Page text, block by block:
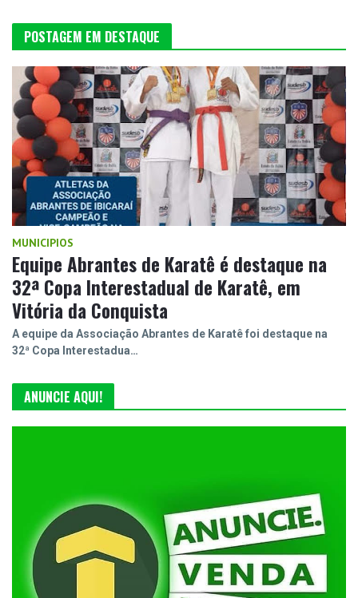
POSTAGEM EM DESTAQUE
MUNICIPIOS
Equipe Abrantes de Karatê é destaque na
32ª Copa Interestadual de Karatê, em
Vitória da Conquista
A equipe da Associação Abrantes de Karatê foi destaque na
32ª Copa Interestadua…
ANUNCIE AQUI!